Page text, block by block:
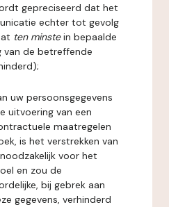
gepreciseerd dat het
echter tot gevolg
ten minstein bepaalde
van de betreffende
uw persoonsgegevens
uitvoering van een
maatregelen
is het verstrekken van
voor het
en zou de
bij gebrek aan
gegevens, verhinderd